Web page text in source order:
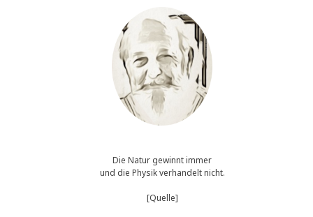
Die Natur gewinnt immer
und die Physik verhandelt nicht.
[Quelle]